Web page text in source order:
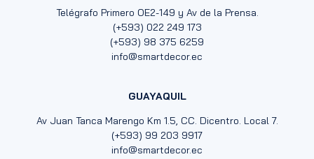
Telégrafo Primero OE2-149 y Av de la Prensa.
(+593) 022 249 173
(+593) 98 375 6259
info@smartdecor.ec
GUAYAQUIL
Av Juan Tanca Marengo Km 1.5, CC. Dicentro. Local 7.
(+593) 99 203 9917
info@smartdecor.ec